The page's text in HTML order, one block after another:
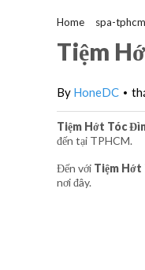
Home spa-tphcm
Tiệm
By HoneDC •
Tiệm Hớt Tóc
đến tại TPHCM.
Đến với Tiệm Hớt
nơi đây.